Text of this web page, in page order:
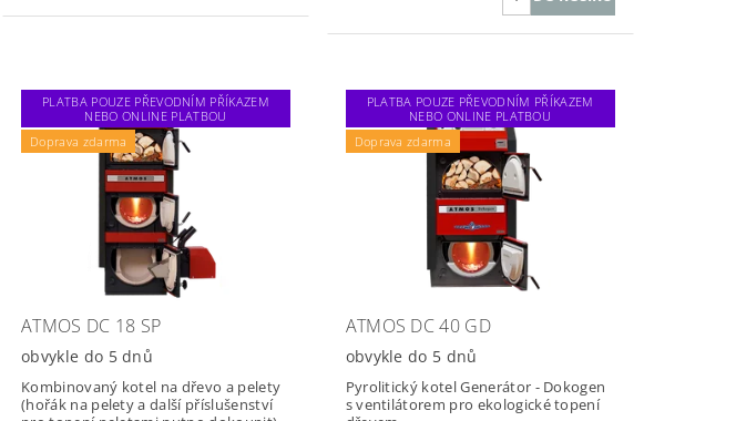
PLATBA POUZE PŘEVODNÍM PŘÍKAZEM
NEBO ONLINE PLATBOU
Doprava zdarma
ATMOS DC 18 SP
obvykle do 5 dnů
Kombinovaný kotel na dřevo a pelety
(hořák na pelety a další příslušenství
PLATBA POUZE PŘEVODNÍM PŘÍKAZEM
NEBO ONLINE PLATBOU
Doprava zdarma
ATMOS DC 40 GD
obvykle do 5 dnů
Pyrolitický kotel Generátor - Dokogen
s ventilátorem pro ekologické topení